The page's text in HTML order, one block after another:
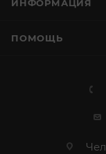
ИНФОРМАЦИЯ
ПОМОЩЬ